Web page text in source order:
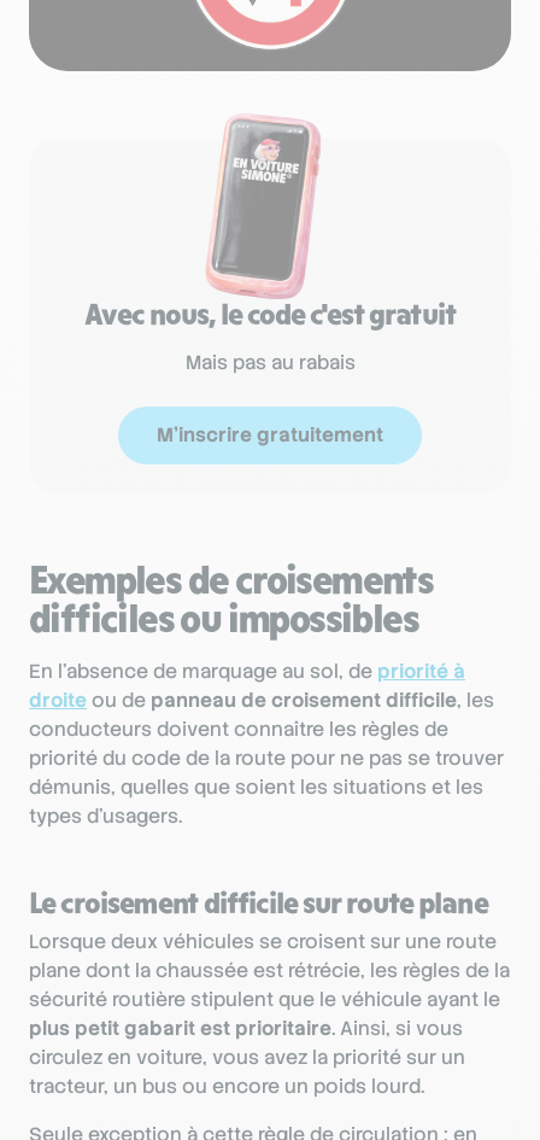
Avec nous, le code c'est gratuit
Mais pas au rabais
M'inscrire gratuitement
Exemples de croisements
difficiles ou impossibles
En l’absence de marquage au sol, de priorité à
droiteou de panneau de croisement difficile, les
conducteurs doivent connaître les règles de
priorité du code de la route pour ne pas se trouver
démunis, quelles que soient les situations et les
types d’usagers.
Le croisement difficile sur route plane
Lorsque deux véhicules se croisent sur une route
plane dont la chaussée est rétrécie, les règles de la
sécurité routière stipulent que le véhicule ayant le
plus petit gabarit est prioritaire. Ainsi, si vous
circulez en voiture, vous avez la priorité sur un
tracteur, un bus ou encore un poids lourd.
Seule exception à cette règle de circulation : en